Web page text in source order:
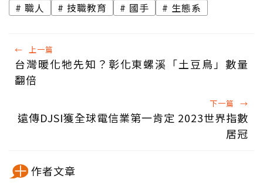
職人 技職教育 國手 生態系
← 上一篇
台灣暖化牠先知？彰化東螺溪「土豆鳥」數量
翻倍
下一篇 →
遠傳DJSI獲全球電信業第一肯定 2023世界指數
居冠
作者文章